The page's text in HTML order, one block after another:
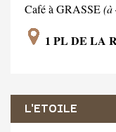
Café à GRASSE(à
1 PL DE LA
L'ETOILE